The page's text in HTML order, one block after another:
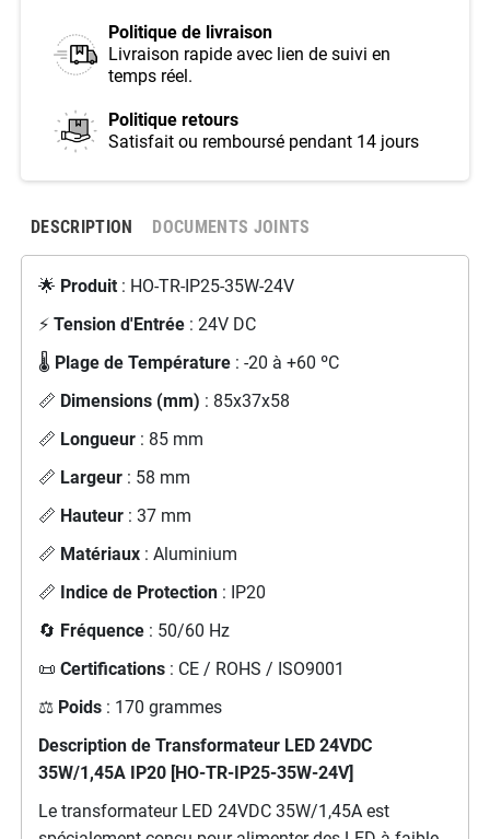
Politique de livraison
Livraison rapide avec lien de suivi en
temps réel.
Politique retours
Satisfait ou remboursé pendant 14 jours
DESCRIPTION DOCUMENTS JOINTS
🌟 Produit: HO-TR-IP25-35W-24V
⚡ Tension d'Entrée: 24V DC
🌡️ Plage de Température: -20 à +60 ºC
📏 Dimensions (mm) : 85x37x58
📏 Longueur: 85 mm
📏 Largeur: 58 mm
📏 Hauteur: 37 mm
📏 Matériaux: Aluminium
📏 Indice de Protection: IP20
🔄 Fréquence: 50/60 Hz
📜 Certifications: CE / ROHS / ISO9001
⚖️ Poids: 170 grammes
Description de Transformateur LED 24VDC
35W/1,45A IP20 [HO-TR-IP25-35W-24V]
Le transformateur LED 24VDC 35W/1,45A est